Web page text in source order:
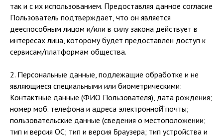
так и с их использованием. Предоставляя данное согласие
Пользователь подтверждает, что он является
дееспособным лицом и/или в силу закона действует в
интересах лица, которому будет предоставлен доступ к
сервисам/платформам общества.
2. Персональные данные, подлежащие обработке и не
являющиеся специальными или биометрическими:
Контактные данные (ФИО Пользователя), дата рождения;
номер моб. телефона и адреса электронной̆ почты;
пользовательские данные (сведения о местоположении;
тип и версия ОС; тип и версия Браузера; тип устройства и